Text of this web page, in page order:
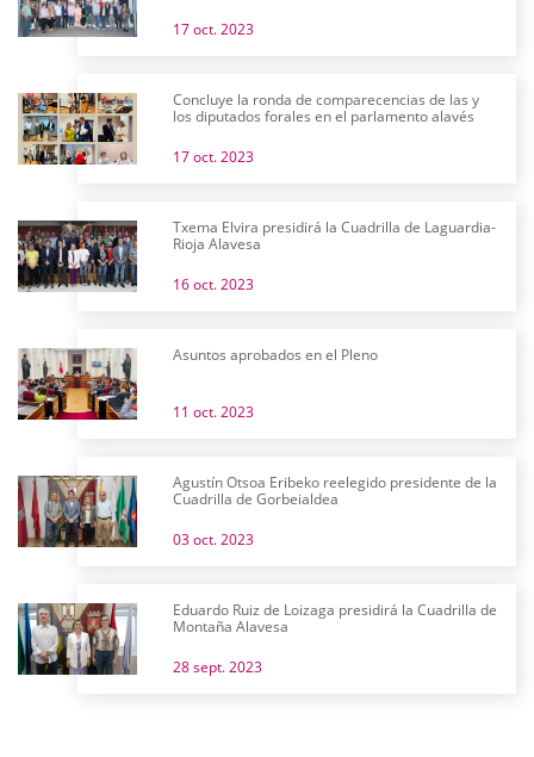
17 oct. 2023
Concluye la ronda de comparecencias de las y
los diputados forales en el parlamento alavés
17 oct. 2023
Txema Elvira presidirá la Cuadrilla de Laguardia-
Rioja Alavesa
16 oct. 2023
Asuntos aprobados en el Pleno
11 oct. 2023
Agustín Otsoa Eribeko reelegido presidente de la
Cuadrilla de Gorbeialdea
03 oct. 2023
Eduardo Ruiz de Loizaga presidirá la Cuadrilla de
Montaña Alavesa
28 sept. 2023